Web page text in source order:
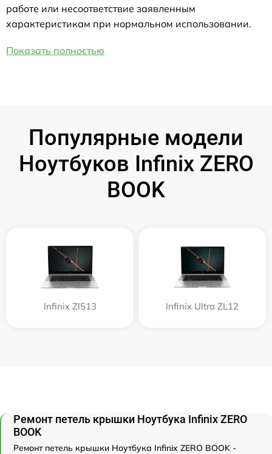
работе или несоответствие заявленным
характеристикам при нормальном использовании.
Показать полностью
Популярные модели
Ноутбуков Infinix ZERO
BOOK
Infinix Zl513 Infinix Ultra ZL12
Ремонт петель крышки Ноутбука Infinix ZERO
BOOK
Ремонт петель крышки Ноутбука Infinix ZERO BOOK -